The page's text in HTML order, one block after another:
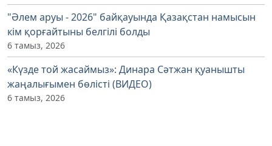
"Әлем аруы - 2026" байқауында Қазақстан намысын
кім қорғайтыны белгілі болды
6 тамыз, 2026
«Күзде той жасаймыз»: Динара Сәтжан қуанышты
жаңалығымен бөлісті (ВИДЕО)
6 тамыз, 2026